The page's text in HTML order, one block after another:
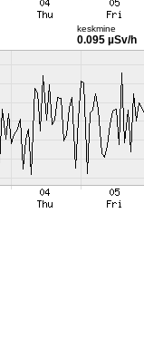
keskmine
0.095 µSv/h